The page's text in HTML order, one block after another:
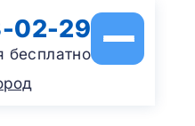
02-29
бесплатно